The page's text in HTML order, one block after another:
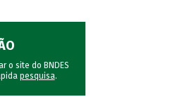
o site do BNDES
pesquisa.